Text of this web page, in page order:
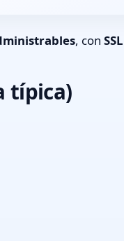
, con
típica)